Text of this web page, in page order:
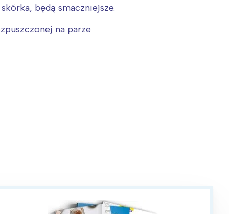
będą smaczniejsze.
na parze